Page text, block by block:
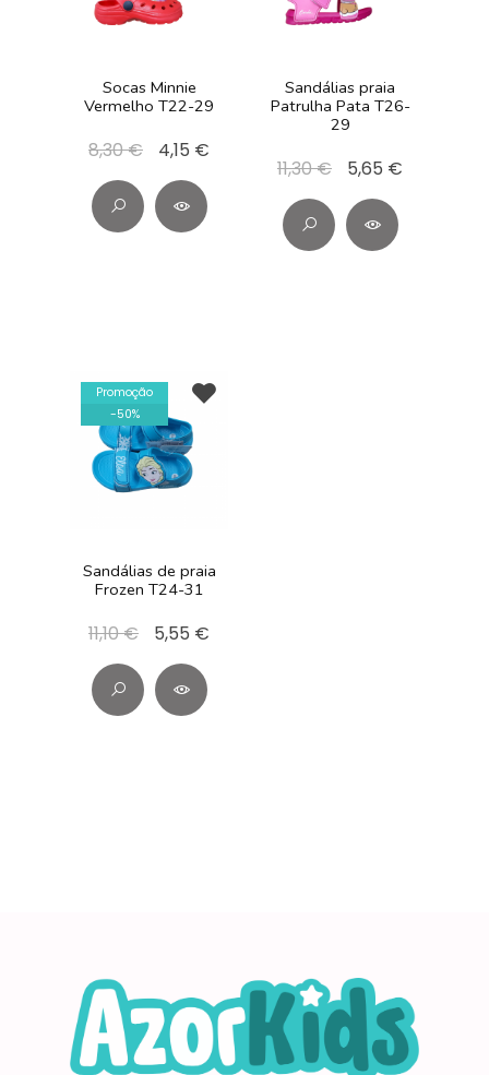
Socas Minnie
Vermelho T22-29
8,30 € 4,15 €
Sandálias praia
Patrulha Pata T26-
29
11,30 € 5,65 €
Promoção
-50%
Sandálias de praia
Frozen T24-31
11,10 € 5,55 €